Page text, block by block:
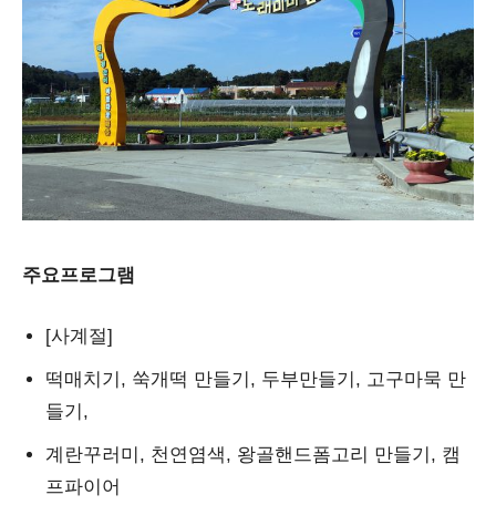
주요프로그램
[사계절]
떡매치기, 쑥개떡 만들기, 두부만들기, 고구마묵 만
들기,
계란꾸러미, 천연염색, 왕골핸드폼고리 만들기, 캠
프파이어